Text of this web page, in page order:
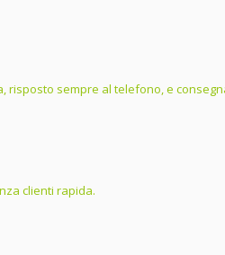
sempre al telefono, e
clienti rapida.